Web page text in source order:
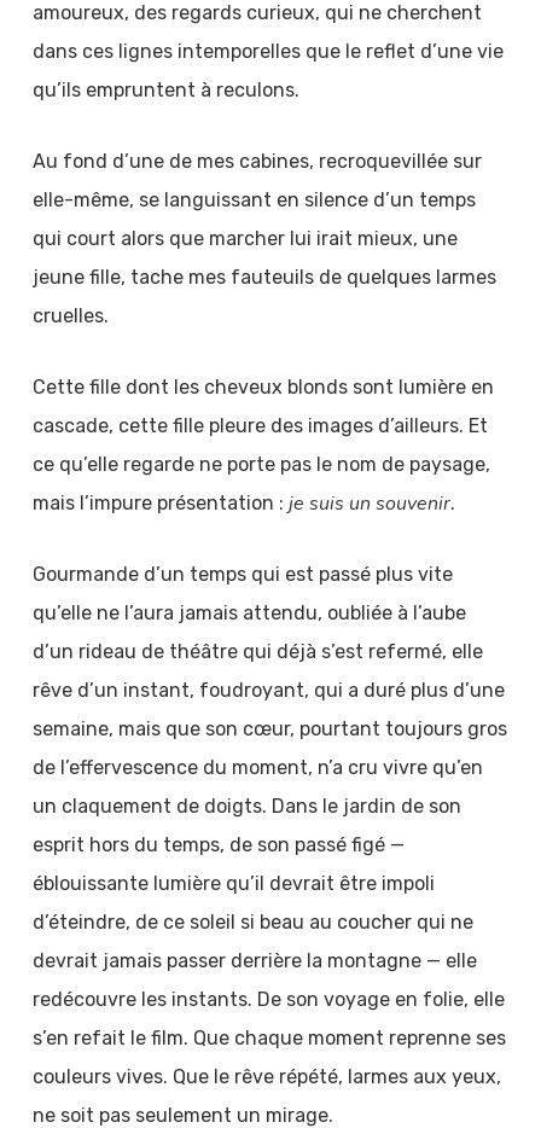
amoureux, des regards curieux, qui ne cherchent
dans ces lignes intemporelles que le reflet d’une vie
qu’ils empruntent à reculons.
Au fond d’une de mes cabines, recroquevillée sur
elle-même, se languissant en silence d’un temps
qui court alors que marcher lui irait mieux, une
jeune fille, tache mes fauteuils de quelques larmes
cruelles.
Cette fille dont les cheveux blonds sont lumière en
cascade, cette fille pleure des images d’ailleurs. Et
ce qu’elle regarde ne porte pas le nom de paysage,
mais l’impure présentation : je suis un souvenir.
Gourmande d’un temps qui est passé plus vite
qu’elle ne l’aura jamais attendu, oubliée à l’aube
d’un rideau de théâtre qui déjà s’est refermé, elle
rêve d’un instant, foudroyant, qui a duré plus d’une
semaine, mais que son cœur, pourtant toujours gros
de l’effervescence du moment, n’a cru vivre qu’en
un claquement de doigts. Dans le jardin de son
esprit hors du temps, de son passé figé —
éblouissante lumière qu’il devrait être impoli
d’éteindre, de ce soleil si beau au coucher qui ne
devrait jamais passer derrière la montagne — elle
redécouvre les instants. De son voyage en folie, elle
s’en refait le film. Que chaque moment reprenne ses
couleurs vives. Que le rêve répété, larmes aux yeux,
ne soit pas seulement un mirage.